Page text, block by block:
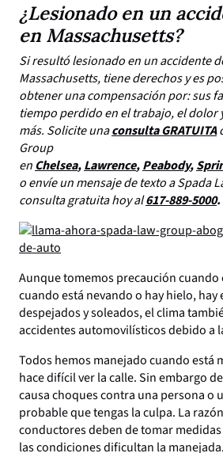
¿Lesionado en un
en Massachusetts?
Si resultó lesionado en un accidente
Massachusetts, tiene derechos y es
obtener una compensación por: sus
tiempo perdido en el trabajo, el dolor
más. Solicite unaconsulta GRATUITA
Group
enChelsea,Lawrence,Peabody,
o envíe un mensaje de texto a Spada
consulta gratuita hoy al617-889-5000.
Aunque tomemos precaución
cuando está nevando o hay hielo, hay
despejados y soleados, el clima
accidentes automovilísticos debido a
Todos hemos manejado cuando está
hace difícil ver la calle. Sin embargo
causa choques contra una persona o
probable que tengas la culpa. La
conductores deben de tomar
las condiciones dificultan la manejada.